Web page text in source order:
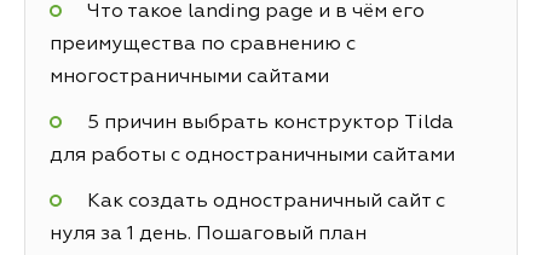
Что такое landing page и в чём его
преимущества по сравнению с
многостраничными сайтами
5 причин выбрать конструктор Tilda
для работы с одностраничными сайтами
Как создать одностраничный сайт с
нуля за 1 день. Пошаговый план